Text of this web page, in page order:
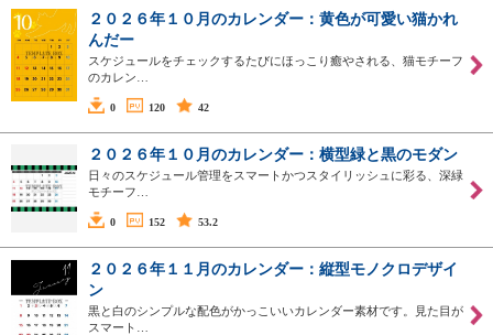
２０２６年１０月のカレンダー：黄色が可愛い猫かれ
んだー
スケジュールをチェックするたびにほっこり癒やされる、猫モチーフ
のカレン…
0 120 42
２０２６年１０月のカレンダー：横型緑と黒のモダン
日々のスケジュール管理をスマートかつスタイリッシュに彩る、深緑
モチーフ…
0 152 53.2
２０２６年１１月のカレンダー：縦型モノクロデザイ
ン
黒と白のシンプルな配色がかっこいいカレンダー素材です。見た目が
スマート…